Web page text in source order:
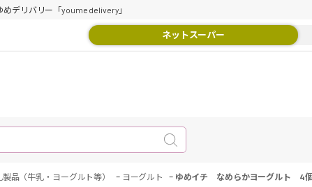
デリバリー「youme delivery」
ネットスーパー
製品（牛乳・ヨーグルト等） - ヨーグルト - ゆめイチ なめらかヨーグルト 4